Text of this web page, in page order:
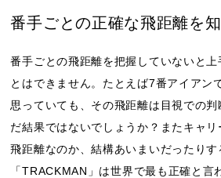
番手ごとの正確な飛距離を
番手ごとの飛距離を把握していないと上
とはできません。たとえば7番アイアン
思っていても、その飛距離は目視での
だ結果ではないでしょうか？またキャ
飛距離なのか、結構あいまいだったりす
「TRACKMAN」は世界で最も正確と言